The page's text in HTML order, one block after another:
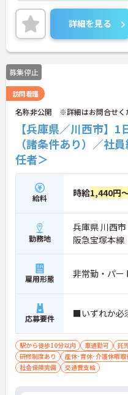
詳細をお話しいたしますので
い。
詳細を見る
募集停止
訪問看護
名称非公開 ※詳細はお問合せく
【兵庫県／川西市】
（諸条件あり）／社
任者＞
給料 時給1,440円
勤務地
兵庫県 川西市
阪急宝塚本線
雇用形態 非常勤・パー
応募要件 ■いずれか必
駅から徒歩10分以内 車通勤可 託
研修制度あり
産休･育休･介護休暇取
社会保険完備
交通費支給